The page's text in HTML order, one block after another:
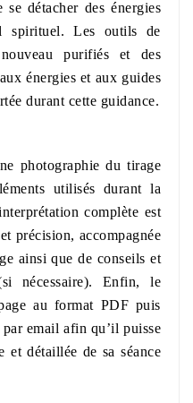
se détacher des énergies
spirituel. Les outils de
purifiés et des
énergies et aux guides
durant cette guidance.
photographie du tirage
utilisés durant la
complète est
précision, accompagnée
ainsi que de conseils et
nécessaire). Enfin, le
au format PDF puis
email afin qu’il puisse
et détaillée de sa séance